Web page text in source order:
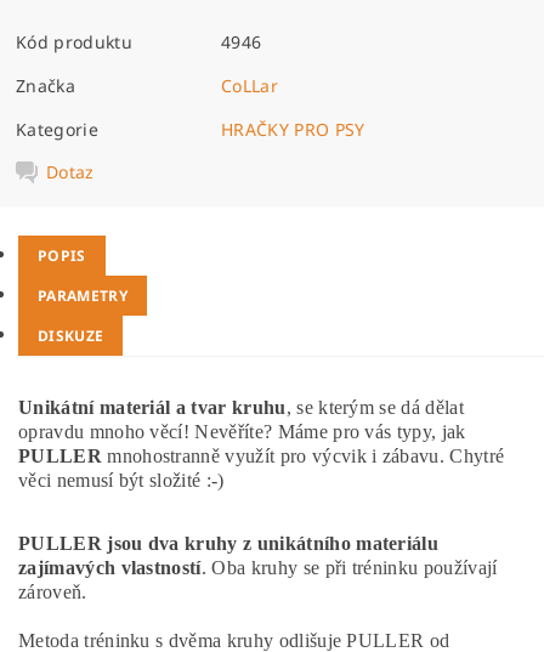
Kód produktu
4946
Značka
CoLLar
Kategorie
HRAČKY PRO PSY
Dotaz
POPIS
PARAMETRY
DISKUZE
Unikátní materiál a tvar kruhu, se kterým se dá dělat
opravdu mnoho věcí! Nevěříte? Máme pro vás typy, jak
PULLER mnohostranně využít pro výcvik i zábavu. Chytré
věci nemusí být složité :-)
PULLER jsou dva kruhy z unikátního materiálu
zajímavých vlastností. Oba kruhy se při tréninku používají
zároveň.
Metoda tréninku s dvěma kruhy odlišuje PULLER od